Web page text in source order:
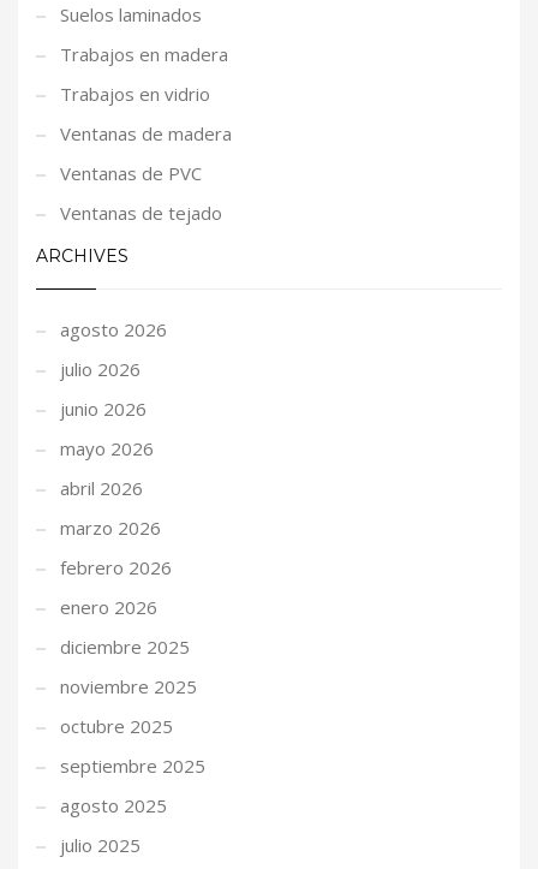
Suelos laminados
Trabajos en madera
Trabajos en vidrio
Ventanas de madera
Ventanas de PVC
Ventanas de tejado
ARCHIVES
agosto 2026
julio 2026
junio 2026
mayo 2026
abril 2026
marzo 2026
febrero 2026
enero 2026
diciembre 2025
noviembre 2025
octubre 2025
septiembre 2025
agosto 2025
julio 2025